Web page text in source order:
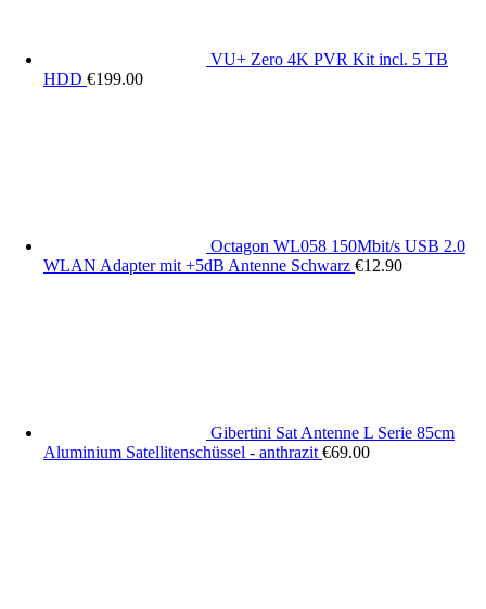
VU+ Zero 4K PVR Kit incl. 5 TB
HDD €199.00
Octagon WL058 150Mbit/s USB 2.0
WLAN Adapter mit +5dB Antenne Schwarz €12.90
Gibertini Sat Antenne L Serie 85cm
Aluminium Satellitenschüssel - anthrazit €69.00